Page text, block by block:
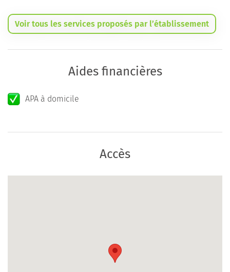
Voir tous les services proposés par l’établissement
Aides financières
APA à domicile
Accès